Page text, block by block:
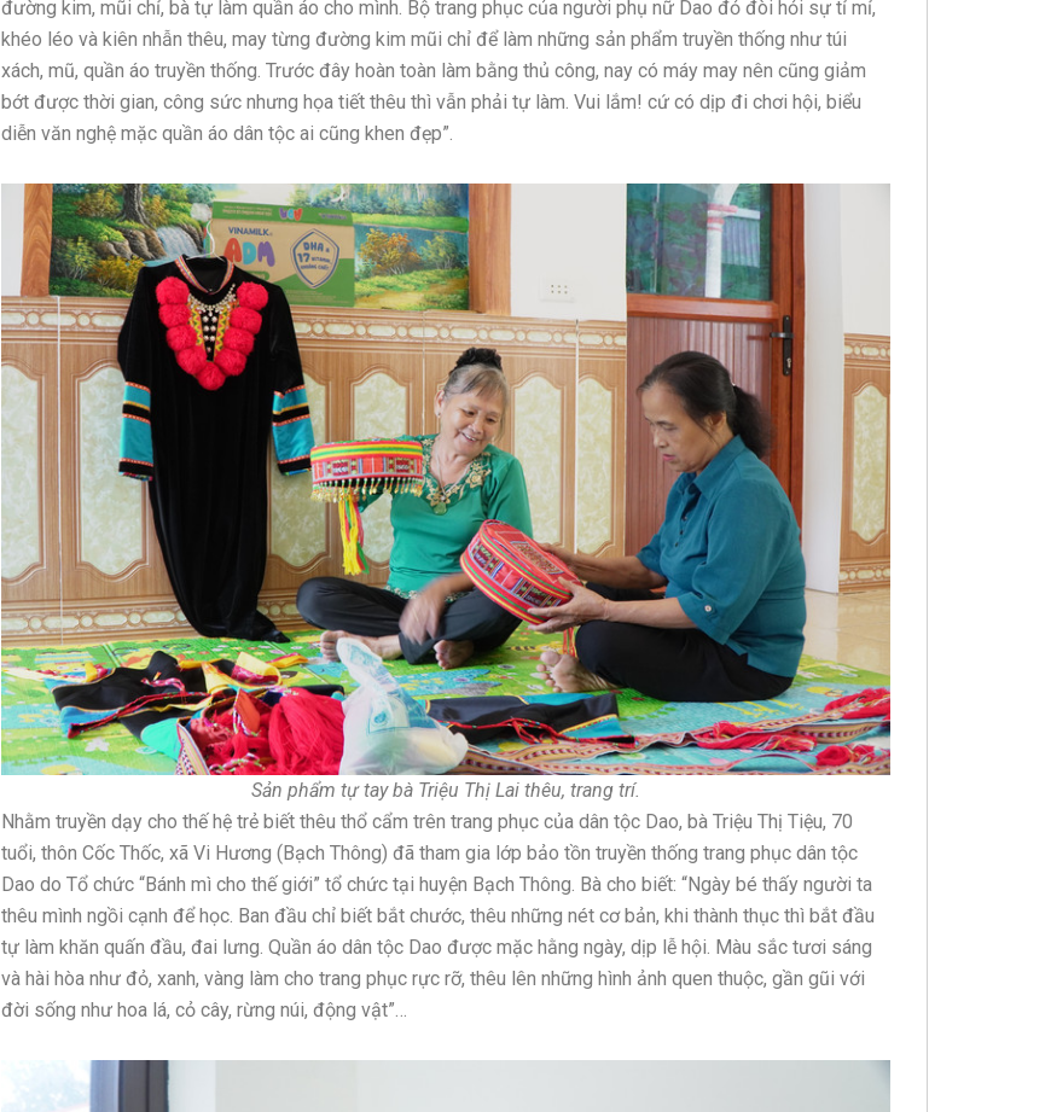
đường kim, mũi chỉ, bà tự làm quần áo cho mình. Bộ trang phục của người phụ nữ Dao đỏ đòi hỏi sự tỉ mỉ,
khéo léo và kiên nhẫn thêu, may từng đường kim mũi chỉ để làm những sản phẩm truyền thống như túi
xách, mũ, quần áo truyền thống. Trước đây hoàn toàn làm bằng thủ công, nay có máy may nên cũng giảm
bớt được thời gian, công sức nhưng họa tiết thêu thì vẫn phải tự làm. Vui lắm! cứ có dịp đi chơi hội, biểu
diễn văn nghệ mặc quần áo dân tộc ai cũng khen đẹp”.
Sản phẩm tự tay bà Triệu Thị Lai thêu, trang trí.
Nhằm truyền dạy cho thế hệ trẻ biết thêu thổ cẩm trên trang phục của dân tộc Dao, bà Triệu Thị Tiệu, 70
tuổi, thôn Cốc Thốc, xã Vi Hương (Bạch Thông) đã tham gia lớp bảo tồn truyền thống trang phục dân tộc
Dao do Tổ chức “Bánh mì cho thế giới” tổ chức tại huyện Bạch Thông. Bà cho biết: “Ngày bé thấy người ta
thêu mình ngồi cạnh để học. Ban đầu chỉ biết bắt chước, thêu những nét cơ bản, khi thành thục thì bắt đầu
tự làm khăn quấn đầu, đai lưng. Quần áo dân tộc Dao được mặc hằng ngày, dịp lễ hội. Màu sắc tươi sáng
và hài hòa như đỏ, xanh, vàng làm cho trang phục rực rỡ, thêu lên những hình ảnh quen thuộc, gần gũi với
đời sống như hoa lá, cỏ cây, rừng núi, động vật”…